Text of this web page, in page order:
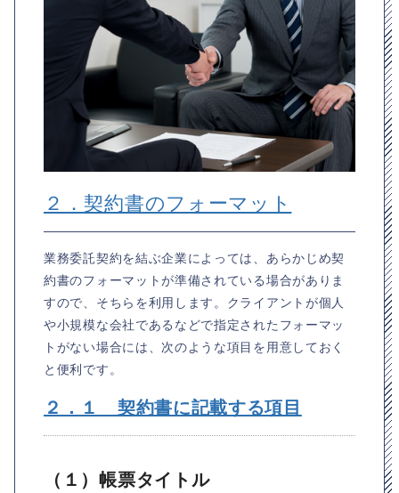
２．契約書のフォーマット
業務委託契約を結ぶ企業によっては、あらかじめ契
約書のフォーマットが準備されている場合がありま
すので、そちらを利用します。クライアントが個人
や小規模な会社であるなどで指定されたフォーマッ
トがない場合には、次のような項目を用意しておく
と便利です。
２．１ 契約書に記載する項目
（１）帳票タイトル